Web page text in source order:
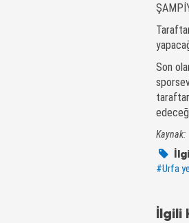
Son
Kaynak:
#Urfa
İlgili